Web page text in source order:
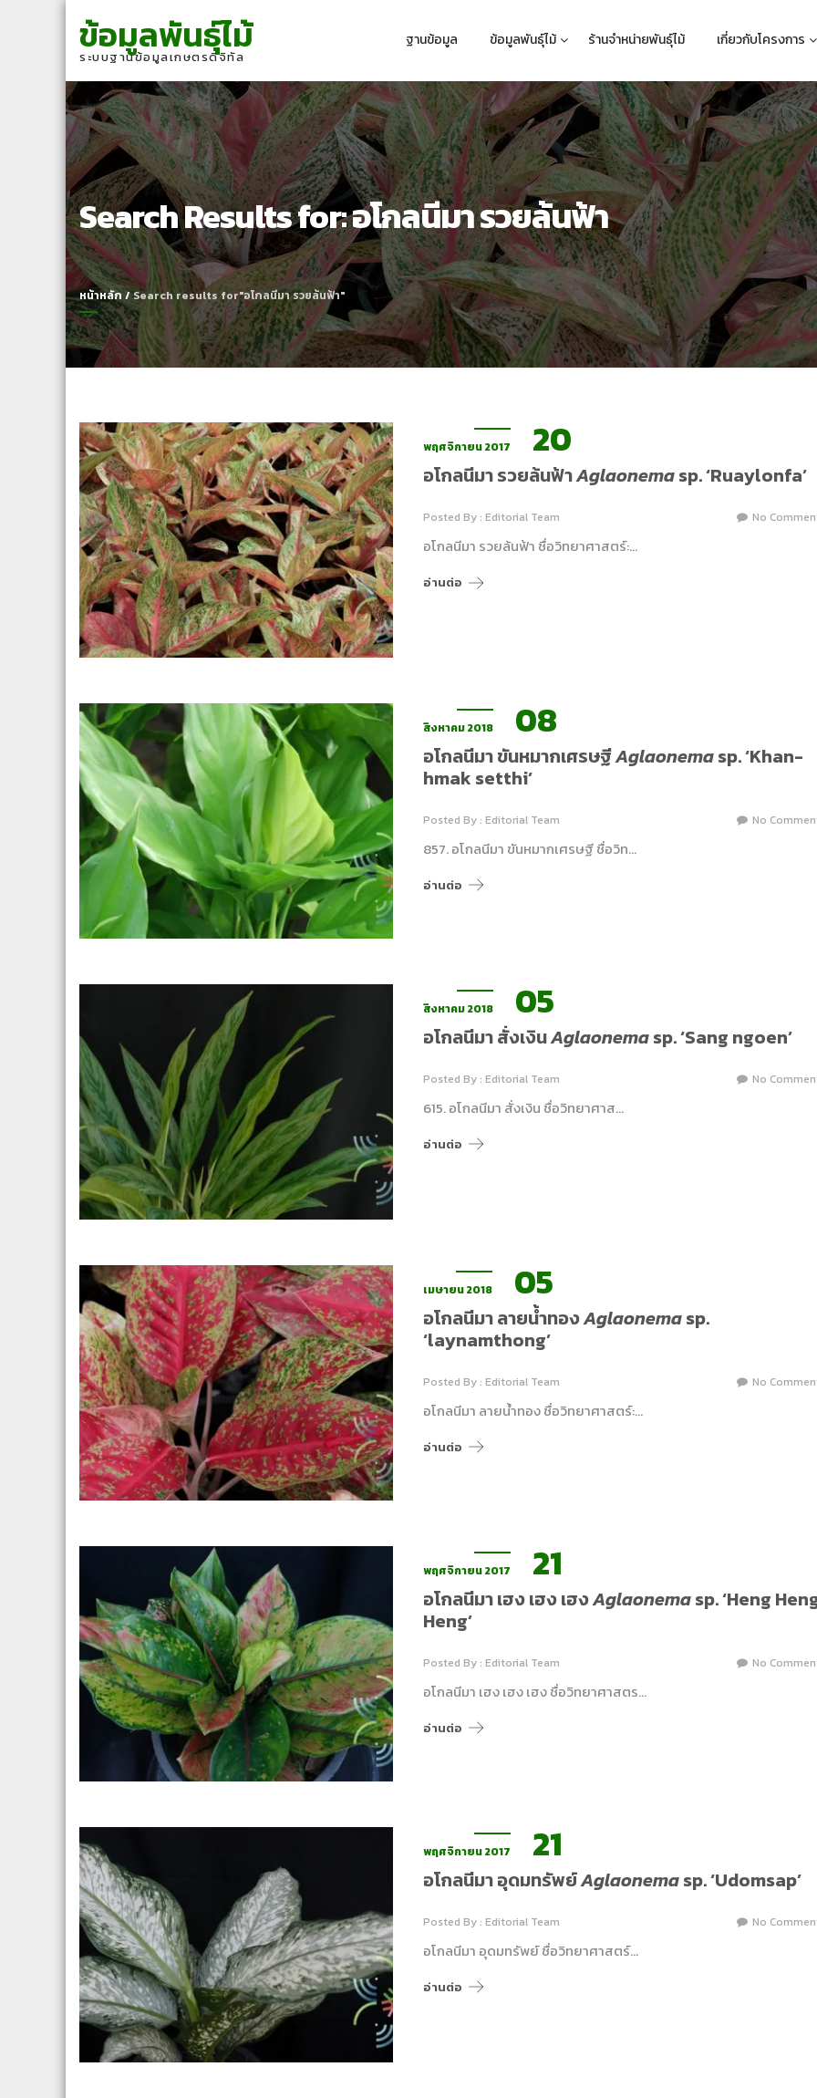
navigation
content
ข้อมูลพันธุ์ไม้
ระบบฐานข้อมูลเกษตรดิจิทัล
ฐานข้อมูล ข้อมูลพันธุ์ไม้ ร้านจำหน่ายพันธุ์ไม้ เกี่ยวกับโครงการ
Search Results for:อโกลนีมา รวยล้นฟ้า
หน้าหลัก/Search results for"อโกลนีมา รวยล้นฟ้า"
พฤศจิกายน 2017 20
อโกลนีมา รวยล้นฟ้าAglaonemasp. ‘Ruaylonfa’
Posted By : Editorial Team No
อโกลนีมา รวยล้นฟ้า ชื่อวิทยาศาสตร์:…
อ่านต่อ
สิงหาคม 2018 08
อโกลนีมา ขันหมากเศรษฐีAglaonemasp. ‘Khan-
hmak setthi’
Posted By : Editorial Team No
857. อโกลนีมา ขันหมากเศรษฐี ชื่อวิท…
อ่านต่อ
สิงหาคม 2018 05
อโกลนีมา สั่งเงินAglaonemasp. ‘Sang ngoen’
Posted By : Editorial Team No
615. อโกลนีมา สั่งเงิน ชื่อวิทยาศาส…
อ่านต่อ
เมษายน 2018 05
อโกลนีมา ลายน้ำทองAglaonemasp.
‘laynamthong’
Posted By : Editorial Team No
อโกลนีมา ลายน้ำทอง ชื่อวิทยาศาสตร์:…
อ่านต่อ
พฤศจิกายน 2017 21
อโกลนีมา เฮง เฮง เฮงAglaonemasp. ‘Heng
Heng’
Posted By : Editorial Team No
อโกลนีมา เฮง เฮง เฮง ชื่อวิทยาศาสตร…
อ่านต่อ
พฤศจิกายน 2017 21
อโกลนีมา อุดมทรัพย์Aglaonemasp. ‘Udomsap’
Posted By : Editorial Team No
อโกลนีมา อุดมทรัพย์ ชื่อวิทยาศาสตร์…
อ่านต่อ